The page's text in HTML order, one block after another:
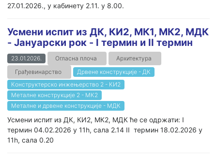
27.01.2026., у кабинету 2.11. у 8.00.
Усмени испит из ДК, КИ2, МК1, МК2, МДК
- Јануарски рок - I термин и II термин
23.01.2026. Огласна плоча
Архитектура
Грађевинарство
Дрвене конструкције - ДК
Конструктерско инжењерство 2 - КИ2
Металне конструкције 2 - МК2
Металне и дрвене конструкције - МДК
Усмени испит из ДК, КИ2, МК2, МДК ће се одржати: I
термин 04.02.2026 у 11h, сала 2.14 II термин 18.02.2026 у
11h, сала 0.20